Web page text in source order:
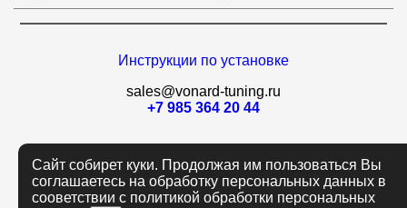
Инструкции по установке
sales@vonard-tuning.ru
+7 985 364 20 44
Сайт собирет куки. Продолжая им пользоваться Вы
соглашаетесь на обработку персональных данных в
сооветствии с политикой обработки персональных